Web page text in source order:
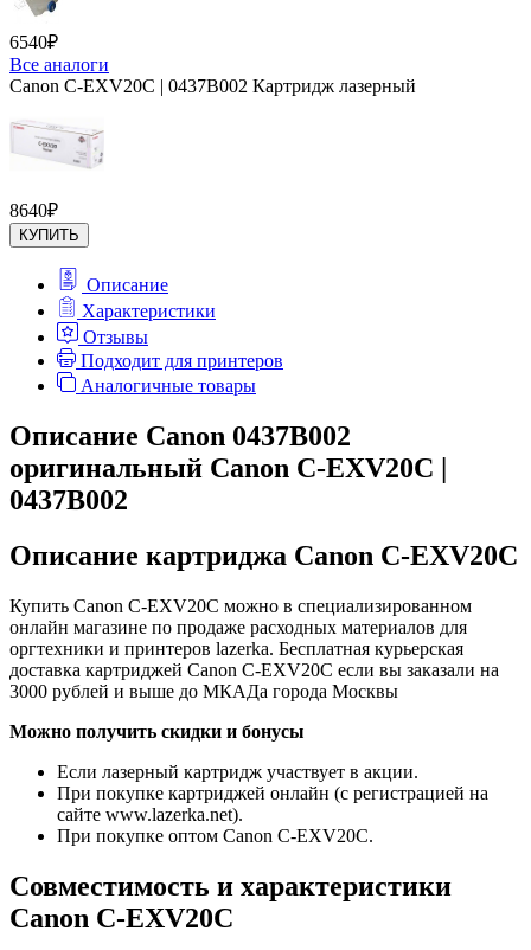
6540₽
Все аналоги
Canon C-EXV20C | 0437B002 Картридж лазерный
8640₽
КУПИТЬ
Описание
Характеристики
Отзывы
Подходит для принтеров
Аналогичные товары
Описание Canon 0437B002
оригинальный Canon C-EXV20C |
0437B002
Описание картриджа Canon C-EXV20C
Купить Canon C-EXV20C можно в специализированном
онлайн магазине по продаже расходных материалов для
оргтехники и принтеров lazerka. Бесплатная курьерская
доставка картриджей Canon C-EXV20C если вы заказали на
3000 рублей и выше до МКАДа города Москвы
Можно получить скидки и бонусы
Если лазерный картридж участвует в акции.
При покупке картриджей онлайн (с регистрацией на
сайте www.lazerka.net).
При покупке оптом Canon C-EXV20C.
Совместимость и характеристики
Canon C-EXV20C